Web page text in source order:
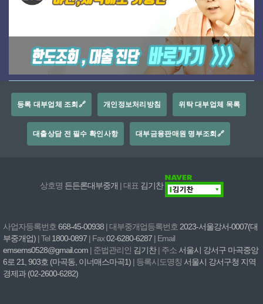
등록 대부업체 조회🔗 개인정보처리방침 위탁 대부업체 목록
대출상담 전 필수 확인사항 대부금융판매원 명부조회🔗
상호명 든든론대부중개 | 대표 김기찬
사업자등록번호 668-45-00938 | 대부중개업등록번호 2023-서울강서-0007(대
부중개업) | Tel 1800-0897 | Fax02-6280-6287 | Email
emsems0528@gmail.com | 준법관리인 김기찬| 주소 서울시 강서구 마곡중앙
6로 21, 903호 (마곡동, 이너매스마곡1) | 등록시도명칭 서울시 강서구청 지역
경제과 (02-2600-6282)